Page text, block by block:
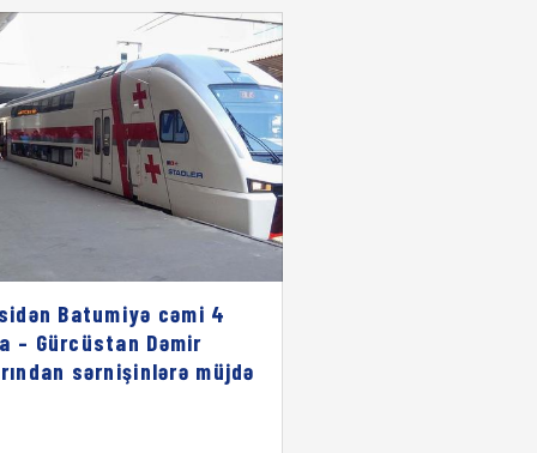
Batumiyə cəmi 4
– Gürcüstan Dəmir
sərnişinlərə müjdə